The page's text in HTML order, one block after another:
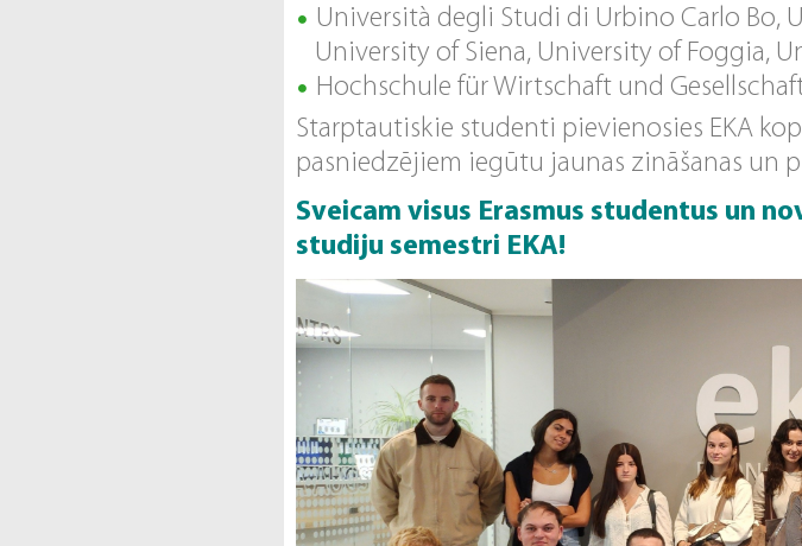
Università degli Studi di Urbino Carlo Bo,
University of Siena, University of Foggia,
Hochschule für Wirtschaft und
Starptautiskie studenti pievienosies EKA
pasniedzējiem iegūtu jaunas zināšanas un
Sveicam visus Erasmus studentus un
studiju semestri EKA!